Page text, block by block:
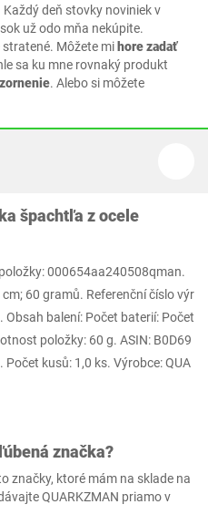
deň stovky noviniek v
už odo mňa nekúpite.
stratené. Môžete mi hore zadať
sa ku mne rovnaký produkt
. Alebo si môžete
špachtľa z ocele
000654aa240508qman.
60 gramů. Referenční číslo výr
balení: Počet baterií: Počet
položky: 60 g. ASIN: B0D69
Počet kusů: 1,0 ks. Výrobce: QUA
značka?
značky, ktoré mám na sklade na
‎QUARKZMAN priamo v